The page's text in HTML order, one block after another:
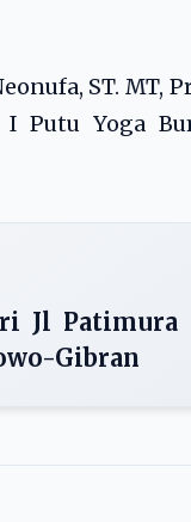
ST. MT,
I Putu Yoga
Jl Patimura
Gibran